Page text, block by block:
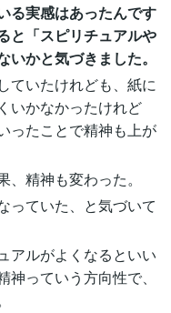
る実感はあったんです
と「スピリチュアルや
かと気づきました。
ていたけれども、紙に
いかなかったけれど
ったことで精神も上が
精神も変わった。
っていた、と気づいて
アルがよくなるといい
っていう方向性で、